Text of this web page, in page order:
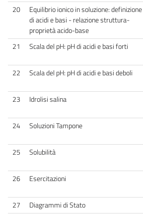
20
Equilibrio ionico in soluzione: definizione
di acidi e basi - relazione struttura-
proprietà acido-base
21 Scala del pH: pH di acidi e basi forti
22
Scala del pH: pH di acidi e basi deboli
23
Idrolisi salina
24
Soluzioni Tampone
25
Solubilità
26
Esercitazioni
27
Diagrammi di Stato